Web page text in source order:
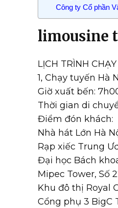
Công ty Cổ phần
limousine
LỊCH TRÌNH
1, Chạy tuyến Hà
Giờ xuất bến:
Thời gian di
Điểm đón khách:
Nhà hát Lớn Hà
Rạp xiếc Trung
Đại học Bách
Mipec Tower, Số
Khu đô thị Royal
Cổng phụ 3 BigC